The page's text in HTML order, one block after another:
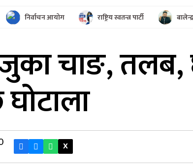
निर्वाचन आयोग राष्ट्रिय स्वतन्त्र पार्टी
चाङ, तलब,
X